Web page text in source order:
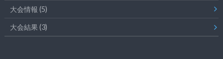
大会情報(5)
大会結果(3)